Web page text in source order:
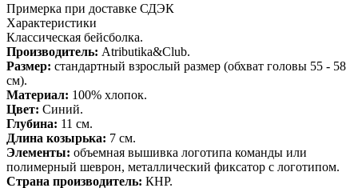
Примерка при доставке СДЭК
Характеристики
Классическая бейсболка.
Производитель: Atributika&Club.
Размер: стандартный взрослый размер (обхват головы 55 - 58
см).
Материал: 100% хлопок.
Цвет: Синий.
Глубина: 11 см.
Длина козырька: 7 см.
Элементы: объемная вышивка логотипа команды или
полимерный шеврон, металлический фиксатор с логотипом.
Страна производитель: КНР.